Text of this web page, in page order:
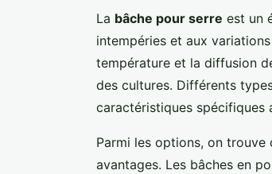
La bâche pour serre est un
intempéries et aux
température et la diffusion
des cultures. Différents
caractéristiques spécifiques
Parmi les options, on trouve
avantages. Les bâches en